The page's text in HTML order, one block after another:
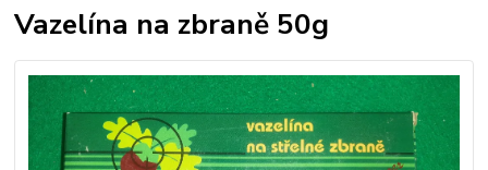
Vazelína na zbraně 50g